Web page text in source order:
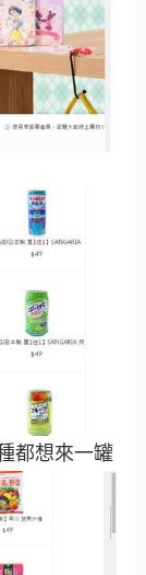
都想來一罐